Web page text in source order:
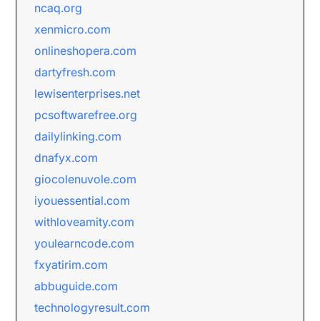
ncaq.org
xenmicro.com
onlineshopera.com
dartyfresh.com
lewisenterprises.net
pcsoftwarefree.org
dailylinking.com
dnafyx.com
giocolenuvole.com
iyouessential.com
withloveamity.com
youlearncode.com
fxyatirim.com
abbuguide.com
technologyresult.com